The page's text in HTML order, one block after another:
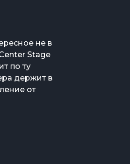
не в
Stage
по ту
держит в
от